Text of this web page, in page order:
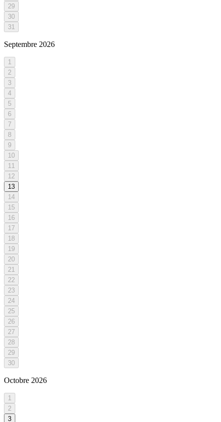
29
30
31
Septembre 2026
1
2
3
4
5
6
7
8
9
10
11
12
13
14
15
16
17
18
19
20
21
22
23
24
25
26
27
28
29
30
Octobre 2026
1
2
3